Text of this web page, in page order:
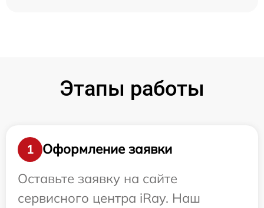
Этапы работы
1
Оформление заявки
Оставьте заявку на сайте
сервисного центра iRay. Наш